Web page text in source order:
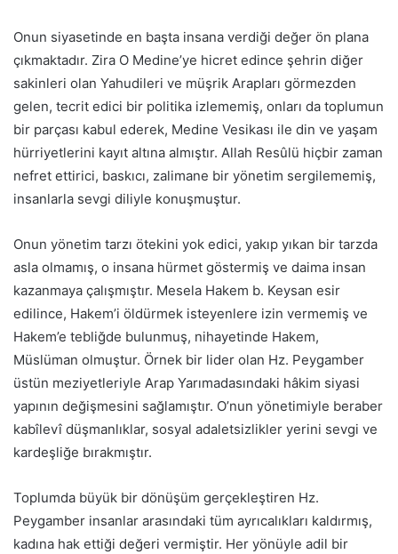
Onun siyasetinde en başta insana verdiği değer ön plana
çıkmaktadır. Zira O Medine’ye hicret edince şehrin diğer
sakinleri olan Yahudileri ve müşrik Arapları görmezden
gelen, tecrit edici bir politika izlememiş, onları da toplumun
bir parçası kabul ederek, Medine Vesikası ile din ve yaşam
hürriyetlerini kayıt altına almıştır. Allah Resûlü hiçbir zaman
nefret ettirici, baskıcı, zalimane bir yönetim sergilememiş,
insanlarla sevgi diliyle konuşmuştur.
Onun yönetim tarzı ötekini yok edici, yakıp yıkan bir tarzda
asla olmamış, o insana hürmet göstermiş ve daima insan
kazanmaya çalışmıştır. Mesela Hakem b. Keysan esir
edilince, Hakem’i öldürmek isteyenlere izin vermemiş ve
Hakem’e tebliğde bulunmuş, nihayetinde Hakem,
Müslüman olmuştur. Örnek bir lider olan Hz. Peygamber
üstün meziyetleriyle Arap Yarımadasındaki hâkim siyasi
yapının değişmesini sağlamıştır. O’nun yönetimiyle beraber
kabîlevî düşmanlıklar, sosyal adaletsizlikler yerini sevgi ve
kardeşliğe bırakmıştır.
Toplumda büyük bir dönüşüm gerçekleştiren Hz.
Peygamber insanlar arasındaki tüm ayrıcalıkları kaldırmış,
kadına hak ettiği değeri vermiştir. Her yönüyle adil bir